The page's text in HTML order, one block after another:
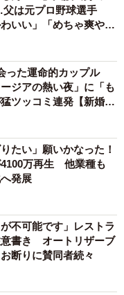
は元プロ野球選手
いい」「めちゃ爽や
った運命的カップル
ジアの熱い夜」に「も
ツッコミ連発【新婚さ
たい」願いかなった！
万再生 他業種も
発展
不可能です」レストラ
意書き オートリザーブ
断りに賛同者続々